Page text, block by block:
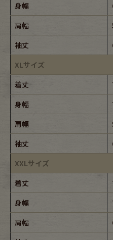
身幅
肩幅
袖丈
XLサイズ
着丈
身幅
肩幅
袖丈
XXLサイズ
着丈
身幅
肩幅